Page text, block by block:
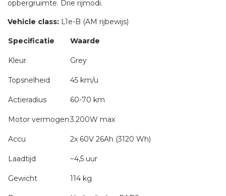
opbergruimte. Drie rijmodi.
Vehicle class: L1e-B (AM rijbewijs)
Specificatie Waarde
Kleur Grey
Topsnelheid 45 km/u
Actieradius 60-70 km
Motor vermogen3.200W max
Accu 2x 60V 26Ah (3120 Wh)
Laadtijd ~4,5 uur
Gewicht 114 kg